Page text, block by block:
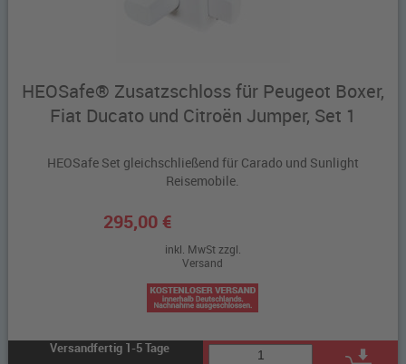
HEOSafe® Zusatzschloss für Peugeot Boxer,
Fiat Ducato und Citroën Jumper, Set 1
HEOSafe Set gleichschließend für Carado und Sunlight
Reisemobile.
295,00 €
inkl. MwSt zzgl.
Versand
Versandfertig 1-5 Tage